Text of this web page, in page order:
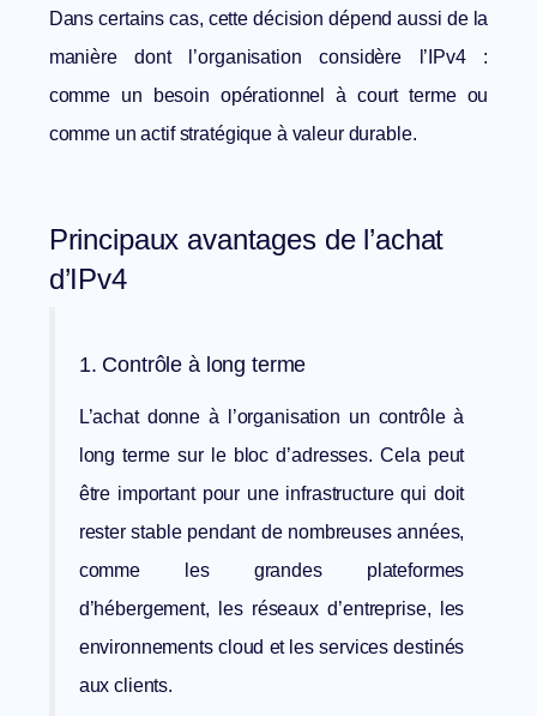
Dans certains cas, cette décision dépend aussi de la
manière dont l’organisation considère l’IPv4 :
comme un besoin opérationnel à court terme ou
comme un actif stratégique à valeur durable.
Principaux avantages de l’achat
d’IPv4
1. Contrôle à long terme
L’achat donne à l’organisation un contrôle à
long terme sur le bloc d’adresses. Cela peut
être important pour une infrastructure qui doit
rester stable pendant de nombreuses années,
comme les grandes plateformes
d’hébergement, les réseaux d’entreprise, les
environnements cloud et les services destinés
aux clients.